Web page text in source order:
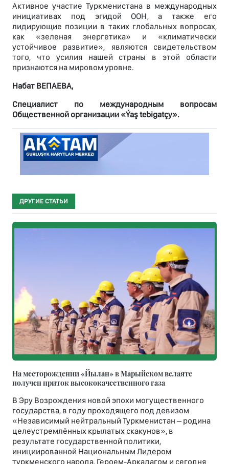
Активное участие Туркменистана в международных
инициативах под эгидой ООН, а также его
лидирующие позиции в таких глобальных вопросах,
как «зеленая энергетика» и «климатически
устойчивое развитие», являются свидетельством
того, что усилия нашей страны в этой области
признаются на мировом уровне.
Набат ВЕПАЕВА,
Специалист по международным вопросам
Общественной организации «Ýaş tebigatçy».
ДРУГИЕ СТАТЬИ
На месторождении «Йылан» в Марыйском велаяте
получен приток высококачественного газа
В Эру Возрождения новой эпохи могущественного
государства, в году проходящего под девизом
«Независимый нейтральный Туркменистан – родина
целеустремлённых крылатых скакунов», в
результате государственной политики,
инициированной Национальным Лидером
туркменского народа, Героем-Аркадагом и сегодня